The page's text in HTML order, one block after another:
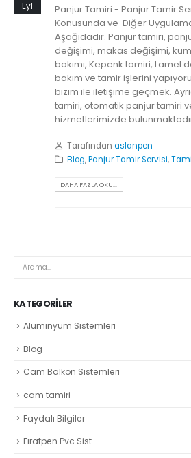
Eyl
Panjur Tamiri - Panjur Tamir
Konusunda ve Diğer
Aşağıdadır. Panjur tamiri,
değişimi, makas değişimi,
bakımı, Kepenk tamiri, Lamel
bakım ve tamir işlerini
bizim ile iletişime geçmek.
tamiri, otomatik panjur tamiri
hizmetlerimizde
Tarafından aslanpen
Blog,Panjur Tamir Servisi,
DAHA FAZLA OKU...
KATEGORILER
Alüminyum Sistemleri
Blog
Cam Balkon Sistemleri
cam tamiri
Faydalı Bilgiler
Fıratpen Pvc Sist.